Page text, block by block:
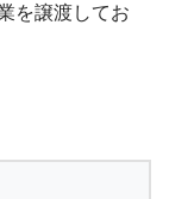
を譲渡してお